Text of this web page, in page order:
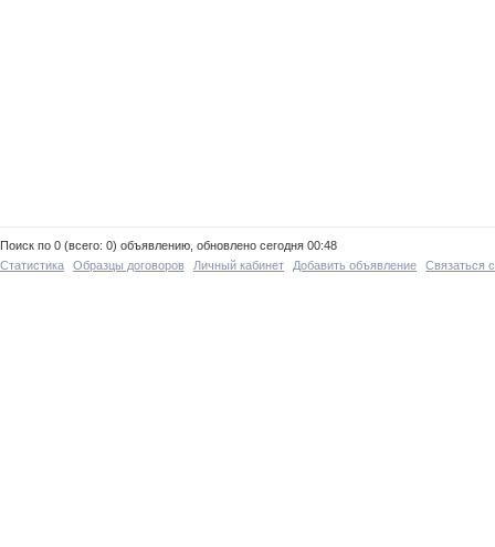
Поиск по 0 (всего: 0) объявлению, обновлено сегодня 00:48
Статистика
Образцы договоров Личный кабинет Добавить объявление Связаться